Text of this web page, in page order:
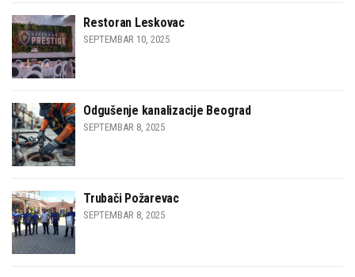
Restoran Leskovac
SEPTEMBAR 10, 2025
Odgušenje kanalizacije Beograd
SEPTEMBAR 8, 2025
Trubači Požarevac
SEPTEMBAR 8, 2025